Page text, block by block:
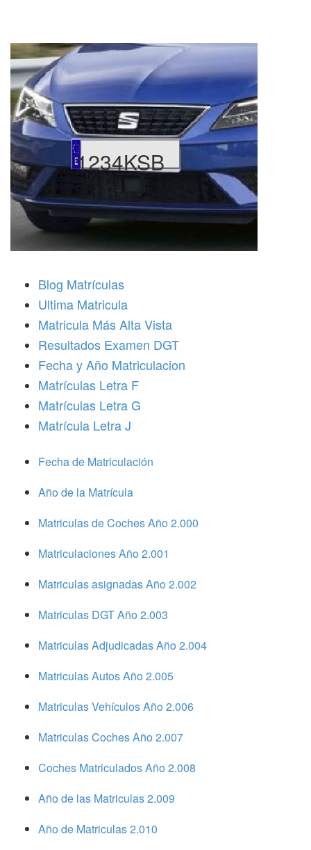
1234KSB
Blog Matrículas
Ultima Matricula
Matricula Más Alta Vista
Resultados Examen DGT
Fecha y Año Matriculacion
Matrículas Letra F
Matrículas Letra G
Matrícula Letra J
Fecha de Matriculación
Año de la Matrícula
Matriculas de Coches Año 2.000
Matriculaciones Año 2.001
Matriculas asignadas Año 2.002
Matriculas DGT Año 2.003
Matriculas Adjudicadas Año 2.004
Matriculas Autos Año 2.005
Matriculas Vehículos Año 2.006
Matriculas Coches Año 2.007
Coches Matriculados Año 2.008
Año de las Matriculas 2.009
Año de Matriculas 2.010